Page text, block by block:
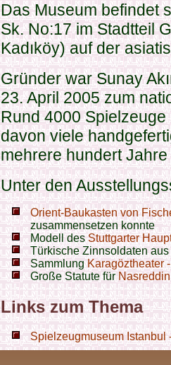
Das Museum befindet
Sk. No:17 im Stadtteil
Kadıköy) auf der
Gründer war Sunay
23. April 2005 zum
Rund 4000
davon viele
mehrere hundert Jahre
Unter den
Orient-Baukasten von
zusammensetzen konnte
Modell desStuttgarter
Türkische Zinnsoldaten
SammlungKaragöztheater
Große Statute für
Links zum Thema
Spielzeugmuseum Istanbul